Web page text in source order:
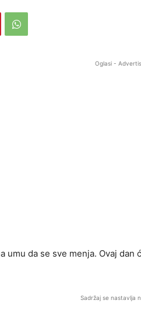
Oglasi -
umu da se sve menja. Ovaj
Sadržaj se nastavlja